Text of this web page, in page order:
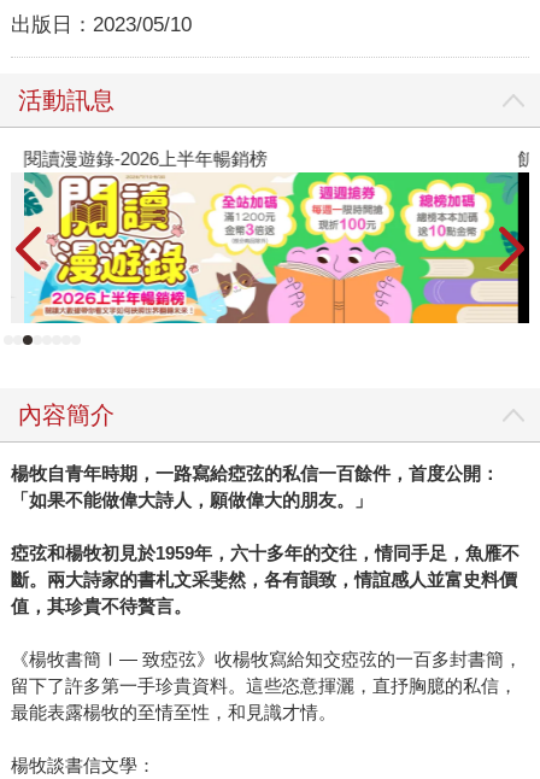
出版日： 2023/05/10
活動訊息
閱讀漫遊錄-2026上半年暢銷榜 飢
內容簡介
楊牧自青年時期，一路寫給瘂弦的私信一百餘件，首度公開：
「如果不能做偉大詩人，願做偉大的朋友。」
瘂弦和楊牧初見於1959年，六十多年的交往，情同手足，魚雁不
斷。兩大詩家的書札文采斐然，各有韻致，情誼感人並富史料價
值，其珍貴不待贅言。
《楊牧書簡Ⅰ— 致瘂弦》收楊牧寫給知交瘂弦的一百多封書簡，
留下了許多第一手珍貴資料。這些恣意揮灑，直抒胸臆的私信，
最能表露楊牧的至情至性，和見識才情。
楊牧談書信文學：